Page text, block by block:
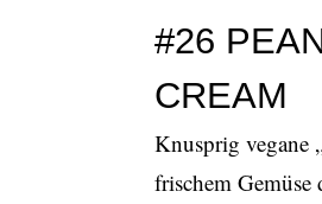
#26
CREAM
Knusprig vegane
frischem Gemüse